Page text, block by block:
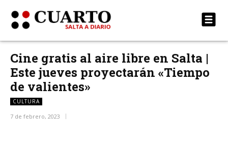
Cine gratis al aire libre en Salta |
Este jueves proyectarán «Tiempo
de valientes»
CULTURA
7 de febrero, 2023